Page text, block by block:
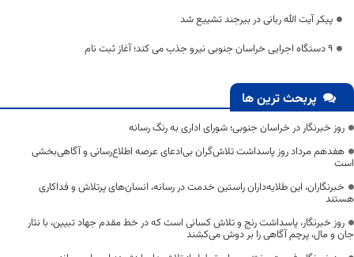
پیکر آیت الله ربانی در بیرجند تشییع شد
۹ دستگاه اجرایی خراسان جنوبی نیرو جذب می کند؛ آغاز ثبت نام
پربحث ترین ها
روز خبرنگار در خراسان جنوبی؛ شورای اداری به رنگ رسانه
هفدهم مرداد روز پاسداشت تلاش‌گران بی‌ادعای عرصه اطلاع‌رسانی و آگاهی‌بخشی
است
خبرنگاران، این طلایه‌داران راستین خدمت در رسانه، انسان‌های پرتلاش و فداکاری
هستند
روز خبرنگار، پاسداشت رنج و تلاش کسانی است که در خط مقدم جهاد تبیین، با نثار
جان و مال، پرچم آگاهی را بر دوش می‌کشند